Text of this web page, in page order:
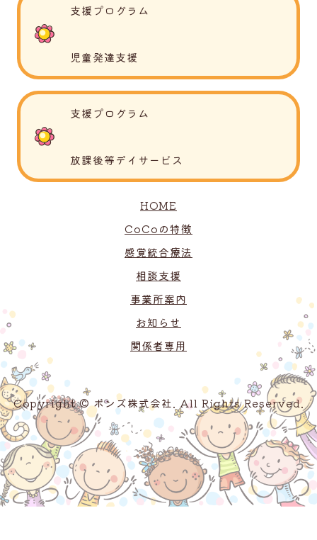
支援プログラム
児童発達支援
支援プログラム
放課後等デイサービス
HOME
CoCoの特徴
感覚統合療法
相談支援
事業所案内
お知らせ
関係者専用
Copyright © ボンズ株式会社. All Rights Reserved.